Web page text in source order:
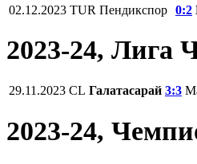
02.12.2023 TUR Пендикспор 0:2
2023-24, Лига
29.11.2023 CL Галатасарай 3:3
2023-24,